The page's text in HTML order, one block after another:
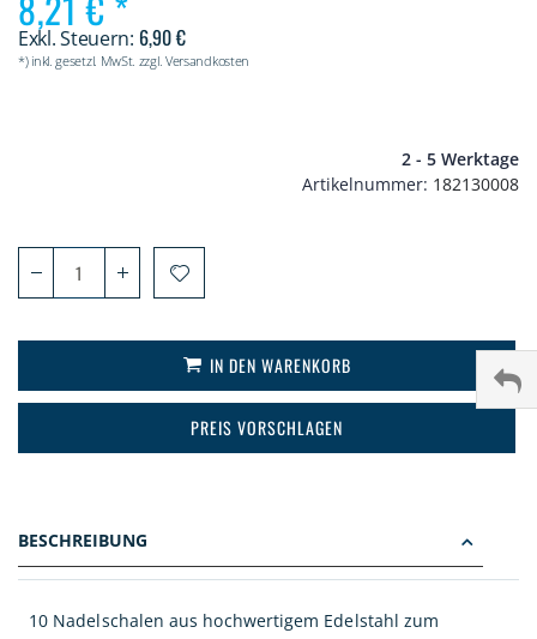
6,90 €
*) inkl. gesetzl. MwSt. zzgl. Versandkosten
2 - 5 Werktage
Artikelnummer 182130008
IN DEN WARENKORB
PREIS VORSCHLAGEN
BESCHREIBUNG
10 Nadelschalen aus hochwertigem Edelstahl zum